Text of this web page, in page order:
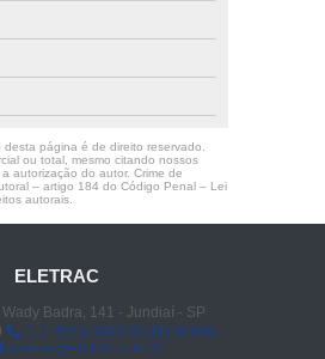
página é de direito reservado.
ou total, mesmo citando nossos
autorização do autor. Crime de
– artigo 184 do Código Penal – Lei
autorais.
ELETRAC
Badra, 141 - Jundiaí - SP
(11) 4523-3890
(11) 96848-
vendas@eletrac.com.br